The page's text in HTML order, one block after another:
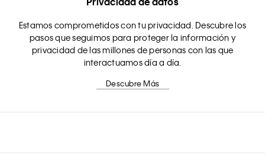
Estamos comprometidos con tu privacidad. Descubre los
pasos que seguimos para proteger la información y
privacidad de las millones de personas con las que
interactuamos día a día.
Descubre Más